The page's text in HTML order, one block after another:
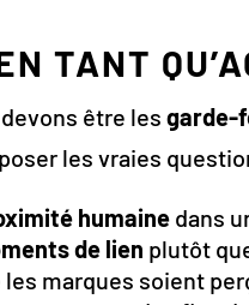
TANT
devons être lesgarde-
les vraies
humaine dans
de lien plutôt
marques soient